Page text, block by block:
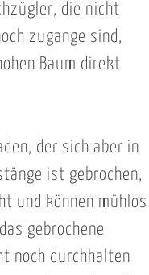
die nicht
zugange sind,
Baum direkt
der sich aber in
ist gebrochen,
und können mühlos
gebrochene
noch durchhalten